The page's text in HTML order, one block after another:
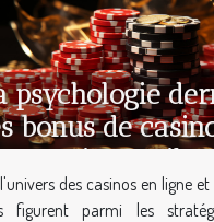
psychologie
bonus de
sont-ils
?
des casinos en ligne
figurent parmi les